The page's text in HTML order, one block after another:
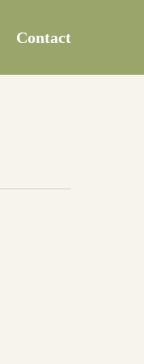
Contact